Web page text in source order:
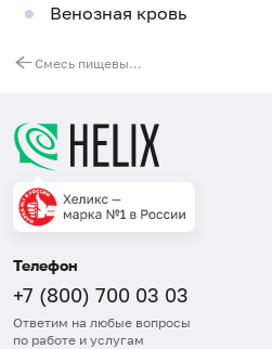
Венозная кровь
Смесь пищевых аллергенов № 13 (IgE): зеленый горошек, белая фасоль, морковь, картофель
Телефон
+7 (800) 700 03 03
Ответим на любые вопросы
по работе и услугам